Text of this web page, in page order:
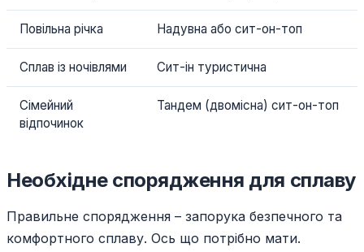
Повільна річка Надувна або сит-он-топ
Сплав із ночівлями Сит-ін туристична
Сімейний
відпочинок
Тандем (двомісна) сит-он-топ
Необхідне спорядження для сплаву
Правильне спорядження – запорука безпечного та
комфортного сплаву. Ось що потрібно мати.